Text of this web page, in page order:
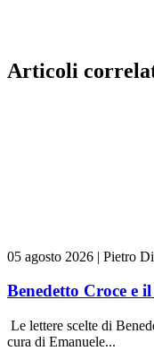
Articoli
05 agosto 2026 | Pietro
Benedetto Croce e
Le lettere scelte di
cura di Emanuele...